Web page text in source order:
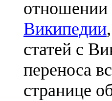
отношении
Википедии,
статей с
переноса
странице